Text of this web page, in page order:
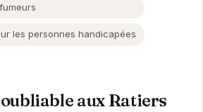
les personnes handicapées
aux Ratiers